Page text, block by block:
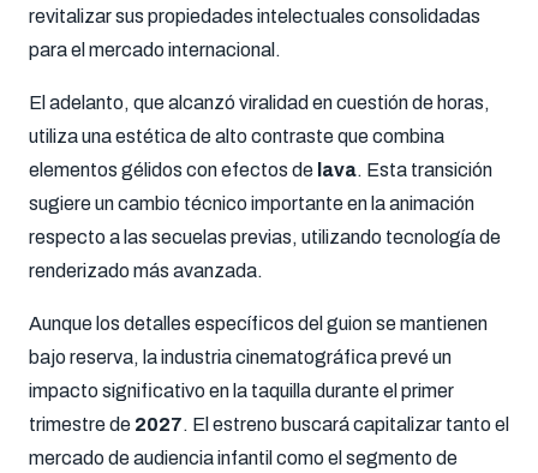
revitalizar sus propiedades intelectuales consolidadas
para el mercado internacional.
El adelanto, que alcanzó viralidad en cuestión de horas,
utiliza una estética de alto contraste que combina
elementos gélidos con efectos de lava. Esta transición
sugiere un cambio técnico importante en la animación
respecto a las secuelas previas, utilizando tecnología de
renderizado más avanzada.
Aunque los detalles específicos del guion se mantienen
bajo reserva, la industria cinematográfica prevé un
impacto significativo en la taquilla durante el primer
trimestre de 2027. El estreno buscará capitalizar tanto el
mercado de audiencia infantil como el segmento de